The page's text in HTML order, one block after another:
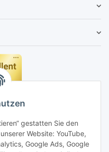
gestatten Sie den
Website: YouTube,
Google Ads, Google